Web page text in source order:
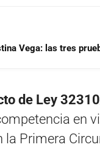
Vega: las tres
de Ley
en
Primera